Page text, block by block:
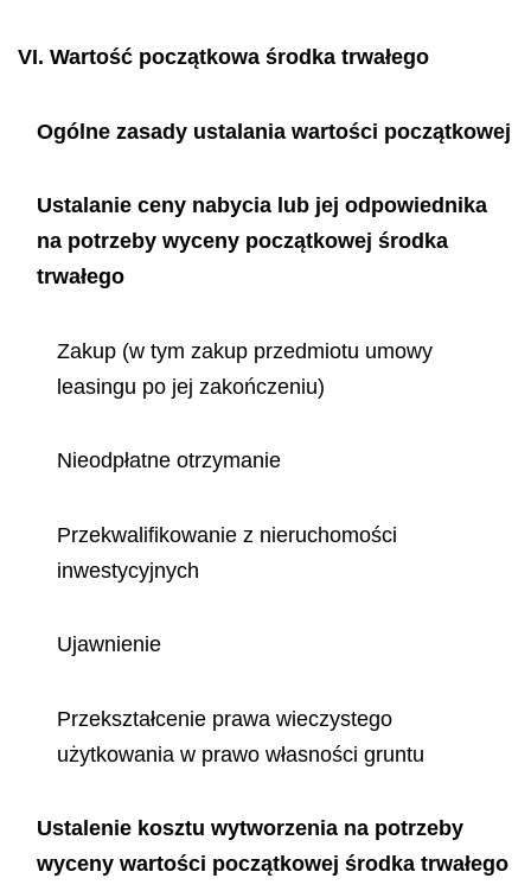
VI. Wartość początkowa środka trwałego
Ogólne zasady ustalania wartości początkowej
Ustalanie ceny nabycia lub jej odpowiednika
na potrzeby wyceny początkowej środka
trwałego
Zakup (w tym zakup przedmiotu umowy
leasingu po jej zakończeniu)
Nieodpłatne otrzymanie
Przekwalifikowanie z nieruchomości
inwestycyjnych
Ujawnienie
Przekształcenie prawa wieczystego
użytkowania w prawo własności gruntu
Ustalenie kosztu wytworzenia na potrzeby
wyceny wartości początkowej środka trwałego